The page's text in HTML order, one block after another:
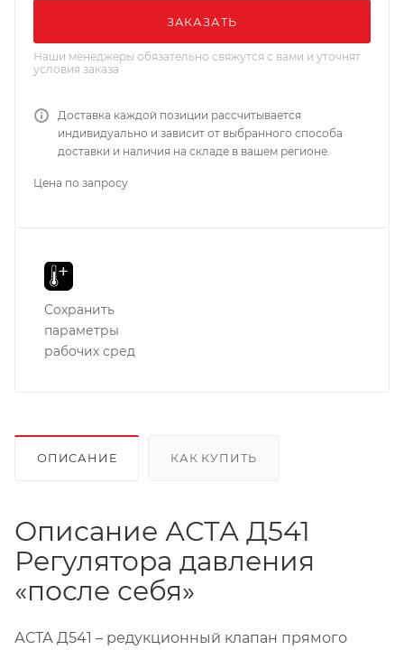
ЗАКАЗАТЬ
Наши менеджеры обязательно свяжутся с вами и уточнят
условия заказа
Доставка каждой позиции рассчитывается
индивидуально и зависит от выбранного способа
доставки и наличия на складе в вашем регионе.
Цена по запросу
Сохранить
параметры
рабочих сред
ОПИСАНИЕ КАК КУПИТЬ
Описание АСТА Д541
Регулятора давления
«после себя»
АСТА Д541 – редукционный клапан прямого